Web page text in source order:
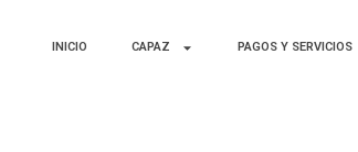
INICIO CAPAZ PAGOS Y SERVICIOS